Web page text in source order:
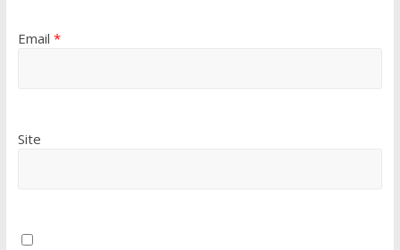
Email *
Site